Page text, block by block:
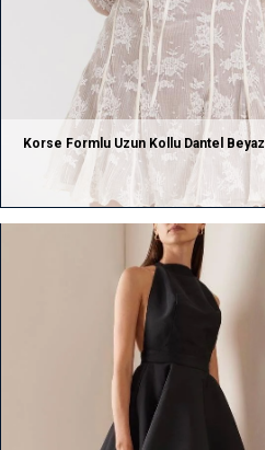
Korse Formlu Uzun Kollu Dantel Beyaz